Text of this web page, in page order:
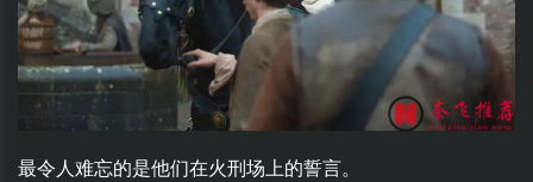
最令人难忘的是他们在火刑场上的誓言。